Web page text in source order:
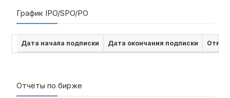
График IPO/SPO/PO
Дата начала подписки Дата окончания подписки
Отчёты по бирже